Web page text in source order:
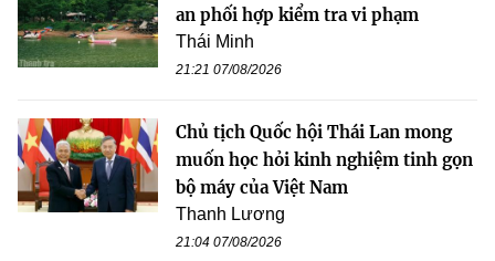
an phối hợp kiểm tra vi phạm
Thái Minh
21:21 07/08/2026
Chủ tịch Quốc hội Thái Lan mong
muốn học hỏi kinh nghiệm tinh gọn
bộ máy của Việt Nam
Thanh Lương
21:04 07/08/2026